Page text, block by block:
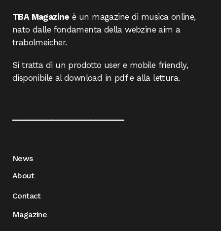
TBA Magazine è un magazine di musica online,
nato dalle fondamenta della webzine aim a
trabolmeicher.
Si tratta di un prodotto user e mobile friendly,
disponibile al download in pdf e alla lettura.
News
About
Contact
Magazine